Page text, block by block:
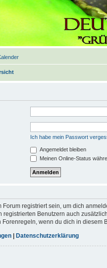
Ich habe mein Passwort
Angemeldet bleiben
Meinen Online-Status
Forum registriert sein, um dich
registrierten Benutzern auch
wenn du dich in diesem
| Datenschutzerklärung